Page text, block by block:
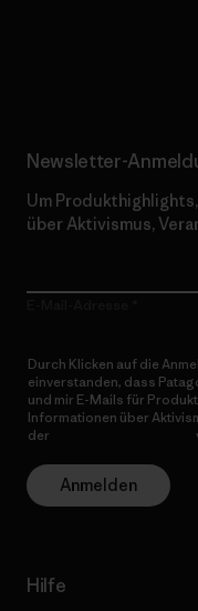
Newsletter-
Um
über Aktivismus,
Durch Klicken auf die
einverstanden, dass
und mir E-Mails für
Informationen über
der
Anmelden
Hilfe